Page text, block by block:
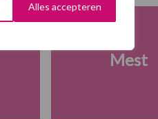
Alles accepteren
Mest